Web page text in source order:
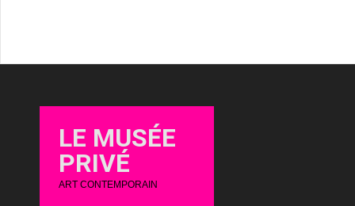
LE MUSÉE
PRIVÉ
ART CONTEMPORAIN